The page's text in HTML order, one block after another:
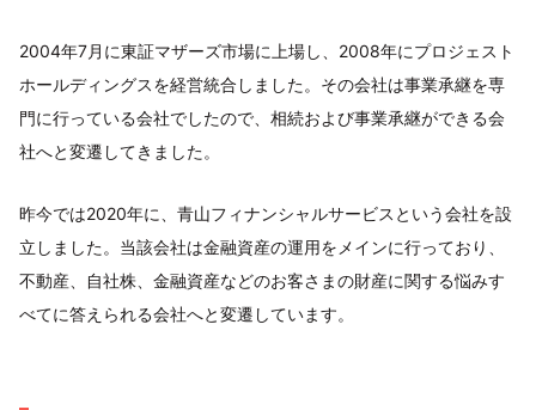
2004年7月に東証マザーズ市場に上場し、2008年にプロジェスト
ホールディングスを経営統合しました。その会社は事業承継を専
門に行っている会社でしたので、相続および事業承継ができる会
社へと変遷してきました。
昨今では2020年に、青山フィナンシャルサービスという会社を設
立しました。当該会社は金融資産の運用をメインに行っており、
不動産、自社株、金融資産などのお客さまの財産に関する悩みす
べてに答えられる会社へと変遷しています。